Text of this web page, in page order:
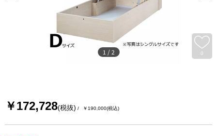
0
1 /2
￥172,728(税抜) ￥190,000(税込)